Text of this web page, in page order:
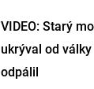
VIDEO: Starý
ukrýval od
odpálil